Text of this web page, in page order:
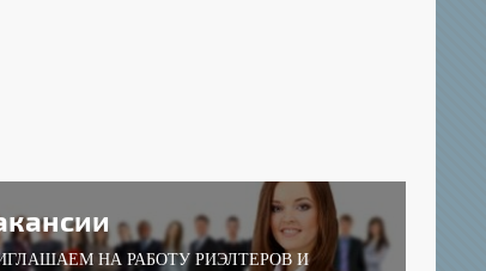
НА РАБОТУ РИЭЛТЕРОВ И